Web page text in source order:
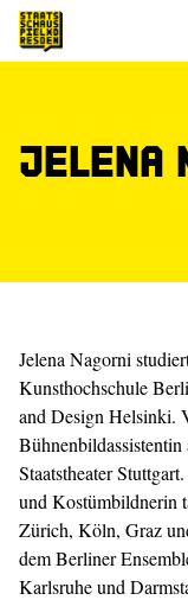
Jelena
Jelena Nagorni
Kunsthochschule
and Design Helsinki.
Bühnenbildassistentin
Staatstheater
und Kostümbildnerin
Zürich, Köln, Graz
dem Berliner
Karlsruhe und